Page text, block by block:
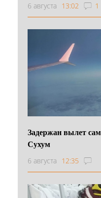
6 августа 13:02 1
Задержан вылет
Сухум
6 августа 12:35